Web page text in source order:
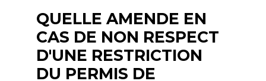
QUELLE AMENDE EN
CAS DE NON RESPECT
D'UNE RESTRICTION
DU PERMIS DE